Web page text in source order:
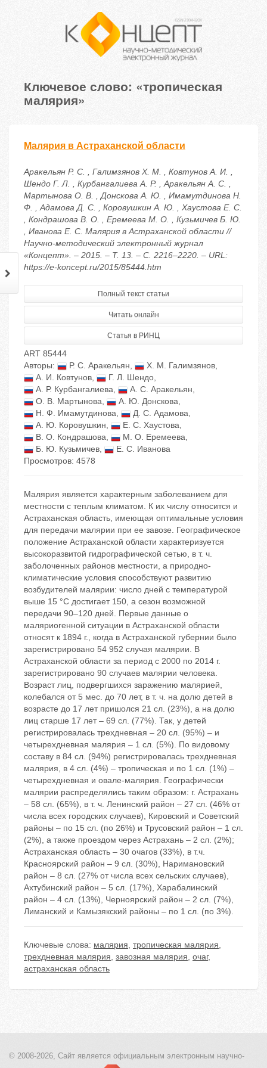
Ключевое слово: «тропическая
малярия»
Малярия в Астраханской области
Аракельян Р. С. , Галимзянов Х. М. , Ковтунов А. И. ,
Шендо Г. Л. , Курбангалиева А. Р. , Аракельян А. С. ,
Мартынова О. В. , Донскова А. Ю. , Имамутдинова Н.
Ф. , Адамова Д. С. , Коровушкин А. Ю. , Хаустова Е. С.
, Кондрашова В. О. , Еремеева М. О. , Кузьмичев Б. Ю.
, Иванова Е. С. Малярия в Астраханской области //
Научно-методический электронный журнал
«Концепт». – 2015. – Т. 13. – С. 2216–2220. – URL:
https://e-koncept.ru/2015/85444.htm
Полный текст статьи
Читать онлайн
Статья в РИНЦ
ART 85444
Авторы:
Р. С. Аракельян, Х. М. Галимзянов,
А. И. Ковтунов, Г. Л. Шендо,
А. Р. Курбангалиева, А. С. Аракельян,
О. В. Мартынова, А. Ю. Донскова,
Н. Ф. Имамутдинова, Д. С. Адамова,
А. Ю. Коровушкин, Е. С. Хаустова,
В. О. Кондрашова, М. О. Еремеева,
Б. Ю. Кузьмичев,
Е. С. Иванова
Просмотров: 4578
Малярия является характерным заболеванием для
местности с теплым климатом. К их числу относится и
Астраханская область, имеющая оптимальные условия
для передачи малярии при ее завозе. Географическое
положение Астраханской области характеризуется
высокоразвитой гидрографической сетью, в т. ч.
заболоченных районов местности, а природно-
климатические условия способствуют развитию
возбудителей малярии: число дней с температурой
выше 15 °С достигает 150, а сезон возможной
передачи 90–120 дней. Первые данные о
маляриогенной ситуации в Астраханской области
относят к 1894 г., когда в Астраханской губернии было
зарегистрировано 54 952 случая малярии. В
Астраханской области за период с 2000 по 2014 г.
зарегистрировано 90 случаев малярии человека.
Возраст лиц, подвергшихся заражению малярией,
колебался от 5 мес. до 70 лет, в т. ч. на долю детей в
возрасте до 17 лет пришолся 21 сл. (23%), а на долю
лиц старше 17 лет – 69 сл. (77%). Так, у детей
регистрировалась трехдневная – 20 сл. (95%) – и
четырехдневная малярия – 1 сл. (5%). По видовому
составу в 84 сл. (94%) регистрировалась трехдневная
малярия, в 4 сл. (4%) – тропическая и по 1 сл. (1%) –
четырехдневная и овале-малярия. Географически
малярии распределялись таким образом: г. Астрахань
– 58 сл. (65%), в т. ч. Ленинский район – 27 сл. (46% от
числа всех городских случаев), Кировский и Советский
районы – по 15 сл. (по 26%) и Трусовский район – 1 сл.
(2%), а также проездом через Астрахань – 2 сл. (2%);
Астраханская область – 30 очагов (33%), в т.ч.
Красноярский район – 9 сл. (30%), Наримановский
район – 8 сл. (27% от числа всех сельских случаев),
Ахтубинский район – 5 сл. (17%), Харабалинский
район – 4 сл. (13%), Черноярский район – 2 сл. (7%),
Лиманский и Камызякский районы – по 1 сл. (по 3%).
Ключевые слова: малярия, тропическая малярия,
трехдневная малярия, завозная малярия, очаг,
астраханская область
© 2008-2026, Сайт является официальным электронным научно-